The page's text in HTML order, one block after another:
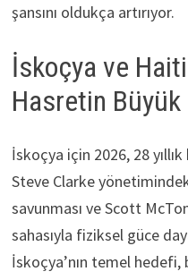
şansını oldukça artırıyor.
İskoçya ve
Hasretin Büyük
İskoçya için 2026, 28
Steve Clarke
savunması ve Scott
sahasıyla fiziksel güce
İskoçya’nın temel hedefi,